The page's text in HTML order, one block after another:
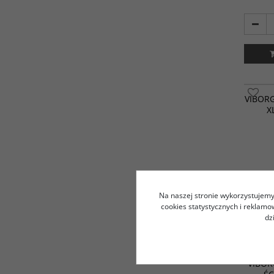
Na naszej stronie
cookies statystycznych i